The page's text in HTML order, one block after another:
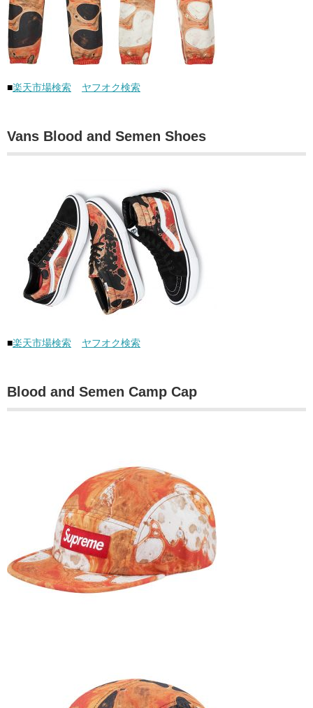
■楽天市場検索 ヤフオク検索
Vans Blood and Semen Shoes
■楽天市場検索 ヤフオク検索
Blood and Semen Camp Cap